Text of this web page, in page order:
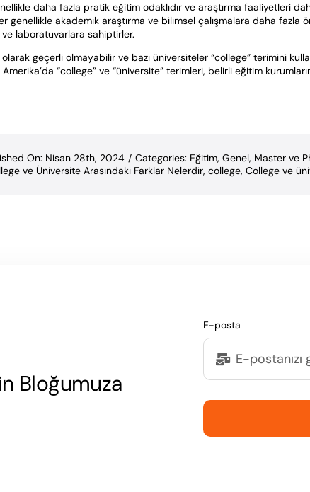
daha fazla pratik eğitim odaklıdır ve araştırma faaliyetleri
genellikle akademik araştırma ve bilimsel çalışmalara daha fazla
ve laboratuvarlara sahiptirler.
geçerli olmayabilir ve bazı üniversiteler “college” terimini
“college” ve “üniversite” terimleri, belirli eğitim
On: Nisan 28th, 2024 / Categories: Eğitim, Genel, Master ve
ve Üniversite Arasındaki Farklar Nelerdir, college, College ve
Bloğumuza
E-posta